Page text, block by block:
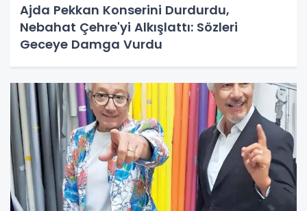
Ajda Pekkan Konserini Durdurdu,
Nebahat Çehre'yi Alkışlattı: Sözleri
Geceye Damga Vurdu